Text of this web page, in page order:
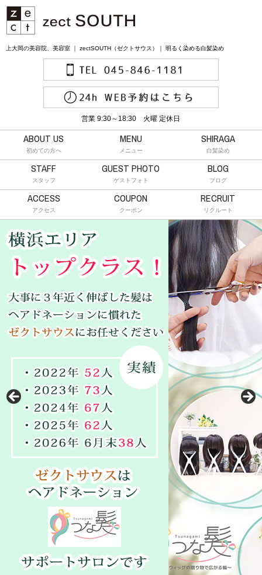
上大岡の美容院、美容室 ｜ zectSOUTH（ゼクトサウス）｜ 明るく染める白髪染め
営業 9:30～18:30 火曜 定休日
ABOUT US
初めての方へ
MENU
メニュー
SHIRAGA
白髪染め
STAFF
スタッフ
GUEST PHOTO
ゲストフォト
BLOG
ブログ
ACCESS
アクセス
COUPON
クーポン
RECRUIT
リクルート